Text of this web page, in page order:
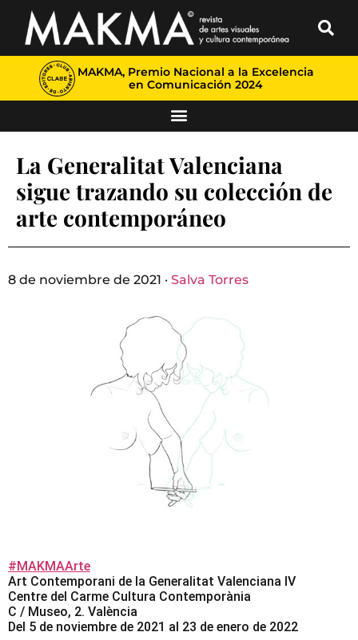
MAKMA, Premio Nacional a la Excelencia
en Comunicación 2024
La Generalitat Valenciana
sigue trazando su colección de
arte contemporáneo
8 de noviembre de 2021 · Salva Torres
#MAKMAArte
Art Contemporani de la Generalitat Valenciana IV
Centre del Carme Cultura Contemporània
C / Museo, 2. València
Del 5 de noviembre de 2021 al 23 de enero de 2022